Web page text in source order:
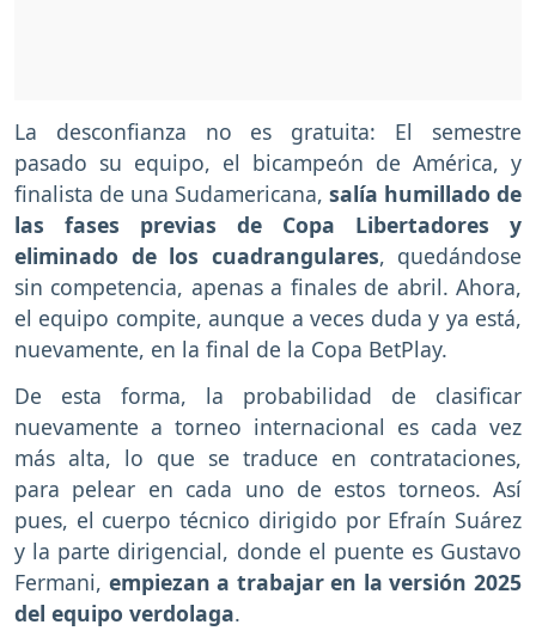
La desconfianza no es gratuita: El semestre
pasado su equipo, el bicampeón de América, y
finalista de una Sudamericana, salía humillado de
las fases previas de Copa Libertadores y
eliminado de los cuadrangulares, quedándose
sin competencia, apenas a finales de abril. Ahora,
el equipo compite, aunque a veces duda y ya está,
nuevamente, en la final de la Copa BetPlay.
De esta forma, la probabilidad de clasificar
nuevamente a torneo internacional es cada vez
más alta, lo que se traduce en contrataciones,
para pelear en cada uno de estos torneos. Así
pues, el cuerpo técnico dirigido por Efraín Suárez
y la parte dirigencial, donde el puente es Gustavo
Fermani, empiezan a trabajar en la versión 2025
del equipo verdolaga.